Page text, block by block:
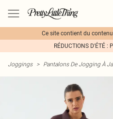
Ce site contient du
RÉDUCTIONS D'ÉTÉ :
Joggings > Pantalons De Jogging À